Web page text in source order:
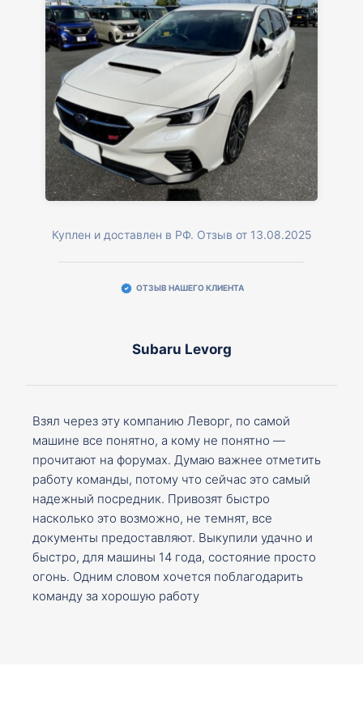
Куплен и доставлен в РФ. Отзыв от 13.08.2025
ОТЗЫВ НАШЕГО КЛИЕНТА
Subaru Levorg
Взял через эту компанию Леворг, по самой
машине все понятно, а кому не понятно —
прочитают на форумах. Думаю важнее отметить
работу команды, потому что сейчас это самый
надежный посредник. Привозят быстро
насколько это возможно, не темнят, все
документы предоставляют. Выкупили удачно и
быстро, для машины 14 года, состояние просто
огонь. Одним словом хочется поблагодарить
команду за хорошую работу